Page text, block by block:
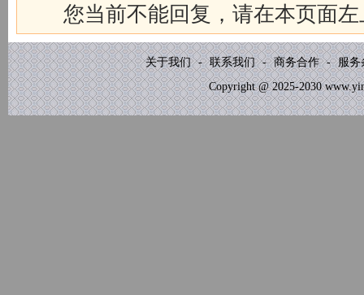
您当前不能回复，请在本页面
关于我们 - 联系我们 - 商务合作 - 服务
Copyright @ 2025-2030